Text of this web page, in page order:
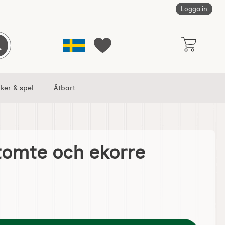
Logga in
Sverige Mina favoriter
sökning
& spel Ätbart
som favorit och ekorre
tomte och ekorre